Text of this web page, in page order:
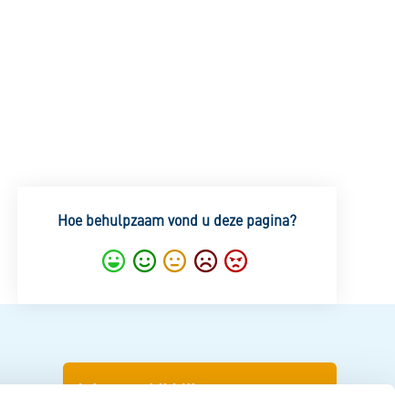
Hoe behulpzaam vond u deze pagina?
Super
Goed
Gemiddeld
Nietgoed
Slecht
Inloggen bij Mijn